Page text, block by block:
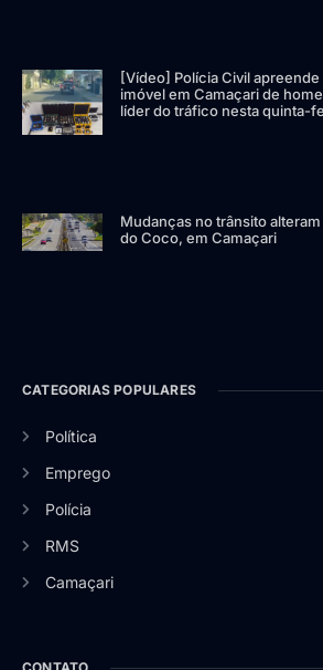
[Vídeo] Polícia Civil
imóvel em Camaçari de
líder do tráfico nesta quinta-
Mudanças no trânsito
do Coco, em Camaçari
CATEGORIAS POPULARES
Política
Emprego
Polícia
RMS
Camaçari